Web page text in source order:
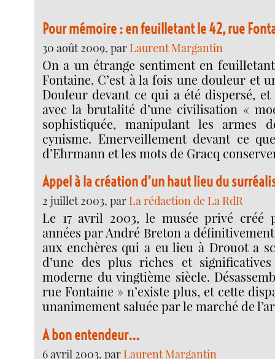
Pour mémoire : en feuilletant le 42, rue
30 août 2009, par Laurent Margantin
On a un étrange sentiment en
Fontaine. C’est à la fois une douleur et
Douleur devant ce qui a été dispersé,
avec la brutalité d’une civilisation «
sophistiquée, manipulant les armes
cynisme. Emerveillement devant ce
d’Ehrmann et les mots de Gracq
Appel à la création d’un haut lieu du
2 juillet 2003, par La rédaction de La RdR
Le 17 avril 2003, le musée privé créé
années par André Breton a
aux enchères qui a eu lieu à Drouot a
d’une des plus riches et
moderne du vingtième siècle.
rue Fontaine » n’existe plus, et cette
unanimement saluée par le marché de
A bon entendeur...
6 avril 2003, par Laurent Margantin